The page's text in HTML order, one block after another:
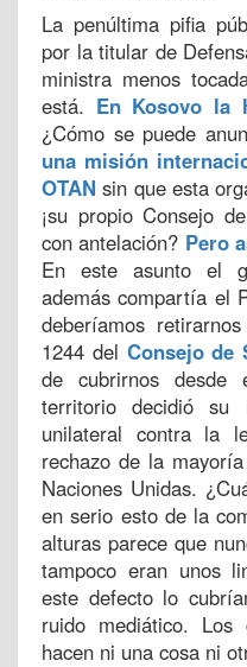
La penúltima pifia
por la titular de
ministra menos
está. En Kosovo la
¿Cómo se puede
una misión
OTANsin que esta
¡su propio Consejo
con antelación? Pero
En este asunto el
además compartía el
deberíamos
1244 del Consejo de
de cubrirnos desde
territorio decidió su
unilateral contra la
rechazo de la
Naciones Unidas.
en serio esto de la
alturas parece que
tampoco eran unos
este defecto lo
ruido mediático. Los
hacen ni una cosa ni